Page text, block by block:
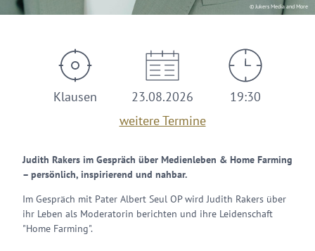
© Jukers Media and More
Klausen
23.08.2026
weitere Termine
19:30
Judith Rakers im Gespräch über Medienleben & Home Farming
– persönlich, inspirierend und nahbar.
Im Gespräch mit Pater Albert Seul OP wird Judith Rakers über
ihr Leben als Moderatorin berichten und ihre Leidenschaft
"Home Farming".